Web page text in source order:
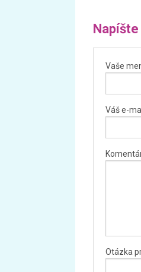
Vaše
Váš e-
Otázka